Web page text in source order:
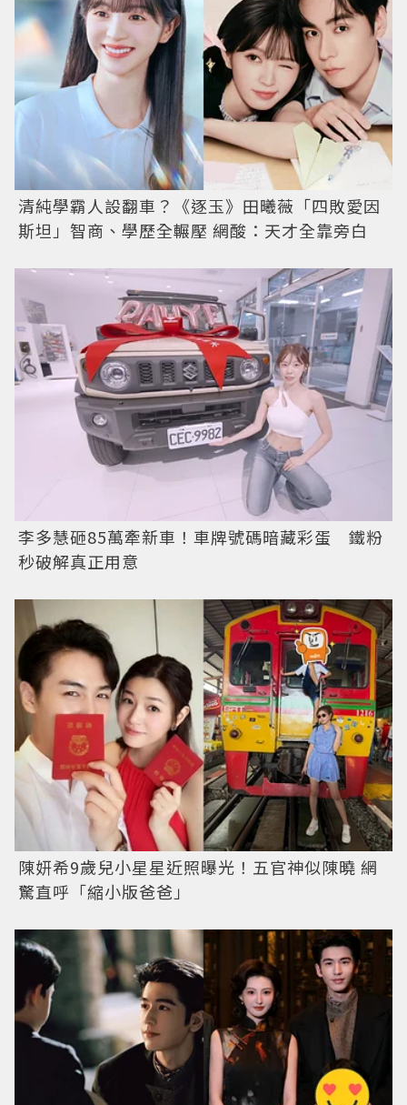
清純學霸人設翻車？《逐玉》田曦薇「四敗愛因
斯坦」智商、學歷全輾壓 網酸：天才全靠旁白
李多慧砸85萬牽新車！車牌號碼暗藏彩蛋 鐵粉
秒破解真正用意
陳妍希9歲兒小星星近照曝光！五官神似陳曉 網
驚直呼「縮小版爸爸」